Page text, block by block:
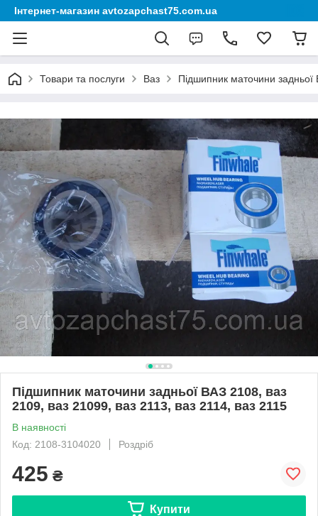
Інтернет-магазин avtozapchast75.com.ua
Товари та послуги Ваз Підшипник маточини
Підшипник маточини задньої ВАЗ 2108, ваз
2109, ваз 21099, ваз 2113, ваз 2114, ваз 2115
В наявності
Код: 2108-3104020
Роздріб
425 ₴
Купити